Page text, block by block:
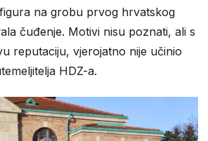
na grobu prvog hrvatskog
čuđenje. Motivi nisu poznati, ali s
reputaciju, vjerojatno nije učinio
HDZ-a.